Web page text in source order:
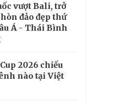
vượt Bali, trở
đảo đẹp thứ
Á - Thái Bình
2026 chiếu
nào tại Việt